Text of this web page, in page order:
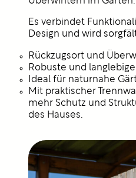
Es verbindet
Design und wird
Rückzugsort und
Robuste und
Ideal für naturnahe
Mit praktischer
mehr Schutz und
des Hauses.